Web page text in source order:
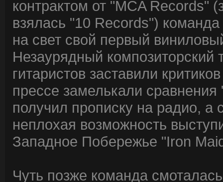
контрактом от "MCA Records"
взялась "10 Records")
на свет свой первый
Незаурядный композиторский
гитаристов заставили
прессе замелькали
получил прописку на радио,
неплохая возможность
Западное Побережье "Iron
Чуть позже команда